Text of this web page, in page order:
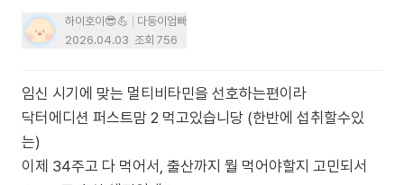
하이호이😎💪
다둥이엄빠
2026.04.03 조회 756
임신 시기에 맞는 멀티비타민을 선호하는편이라
닥터에디션 퍼스트맘 2 먹고있습니당 (한반에 섭취할수있
는)
이제 34주고 다 먹어서, 출산까지 뭘 먹어야할지 고민되서